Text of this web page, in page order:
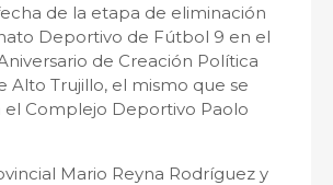
de la etapa de eliminación
Deportivo de Fútbol 9 en el
de Creación Política
Alto Trujillo, el mismo que se
el Complejo Deportivo Paolo
Mario Reyna Rodríguez y